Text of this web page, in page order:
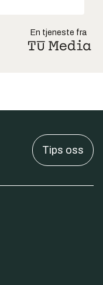
En tjeneste fra
Tips oss